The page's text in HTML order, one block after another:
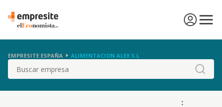
EMPRESITE ESPAÑA ALIMENTACION ALEX S.L.
Buscar